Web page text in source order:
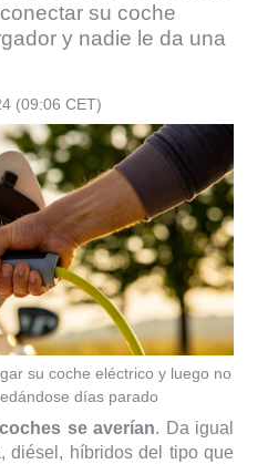
su coche
y nadie le da una
(09:06 CET)
su coche eléctrico y luego no
días parado
se averían. Da igual
diésel, híbridos del tipo que